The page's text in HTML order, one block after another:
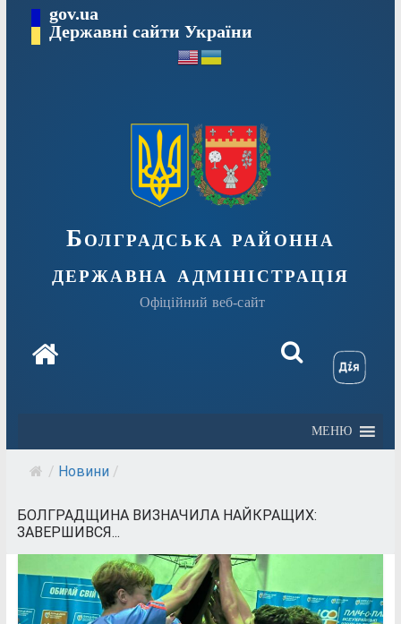
Перейтиgov.ua
Державні сайти України
Болградська районна
державна адміністрація
Офіційний веб-сайт
МЕНЮ
/ Новини /
БОЛГРАДЩИНА ВИЗНАЧИЛА НАЙКРАЩИХ:
ЗАВЕРШИВСЯ...